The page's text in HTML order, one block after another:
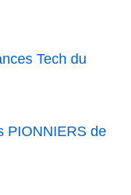
Tech du
PIONNIERS de